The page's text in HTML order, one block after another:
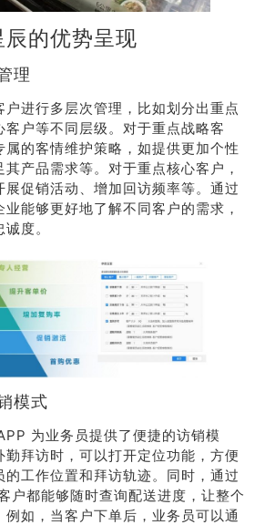
的优势呈现
理
进行多层次管理，比如划分出重点
户等不同层级。对于重点战略客
属的客情维护策略，如提供更加个性
产品需求等。对于重点核心客户，
促销活动、增加回访频率等。通过
能够更好地了解不同客户的需求，
度。
模式
为业务员提供了便捷的访销模
拜访时，可以打开定位功能，方便
工作位置和拜访轨迹。同时，通过
户都能够随时查询配送进度，让整个
如，当客户下单后，业务员可以通